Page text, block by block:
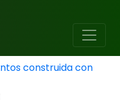
construida con